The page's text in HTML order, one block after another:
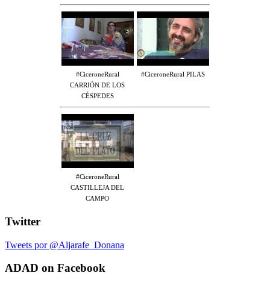
#CiceroneRural
CARRIÓN DE LOS
CÉSPEDES
#CiceroneRural PILAS
#CiceroneRural
CASTILLEJA DEL
CAMPO
Twitter
Tweets por @Aljarafe_Donana
ADAD on Facebook